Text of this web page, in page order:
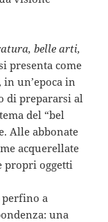
belle arti,
presenta come
un’epoca in
di prepararsi al
del “bel
Alle abbonate
acquerellate
propri oggetti
a
una